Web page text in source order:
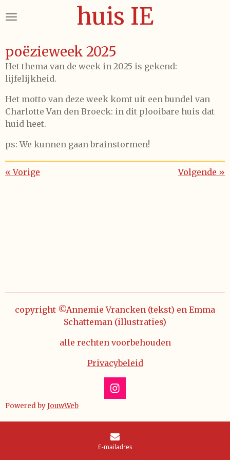
direct
de
hoofdinhoud
huis IE
poëzieweek 2025
Het thema van de week in 2025 is gekend:
lijfelijkheid.
Het motto van deze week komt uit een bundel van
Charlotte Van den Broeck: in dit plooibare huis dat
huid heet.
ps: We kunnen gaan brainstormen!
«Vorige Volgende »
copyright ©Annemie Vrancken (tekst) en Emma
Schatteman (illustraties)
alle rechten voorbehouden
Privacybeleid
I
n
t
a
g
r
Powered byJouwWeb
E-mailadres